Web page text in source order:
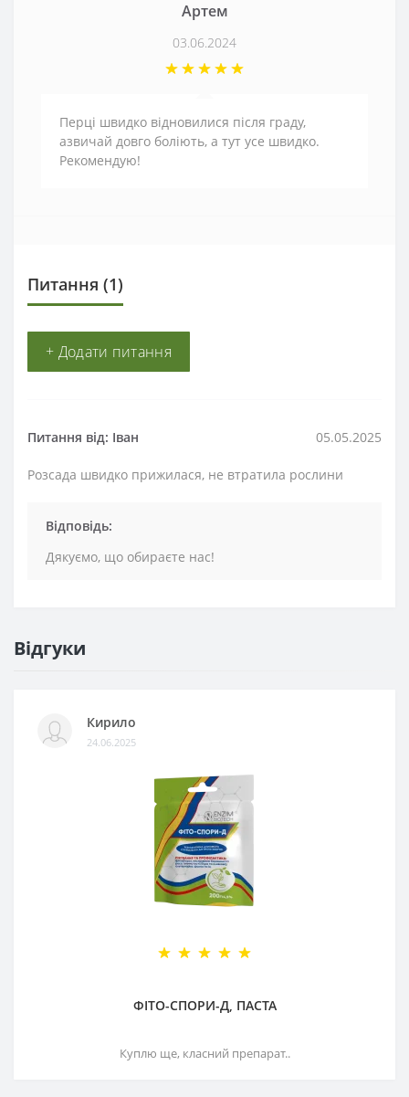
Артем
03.06.2024
Перці швидко відновилися після граду,
азвичай довго боліють, а тут усе швидко.
Рекомендую!
Питання (1)
+ Додати питання
Питання від: Іван 05.05.2025
Розсада швидко прижилася, не втратила рослини
Відповідь:
Дякуємо, що обираєте нас!
Відгуки
Кирило
24.06.2025
ФІТО-СПОРИ-Д, ПАСТА
Куплю ще, класний препарат..